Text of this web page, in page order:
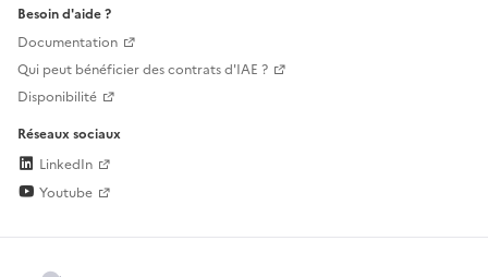
Besoin d'aide ?
Documentation
Qui peut bénéficier des contrats d'IAE ?
Disponibilité
Réseaux sociaux
LinkedIn
Youtube